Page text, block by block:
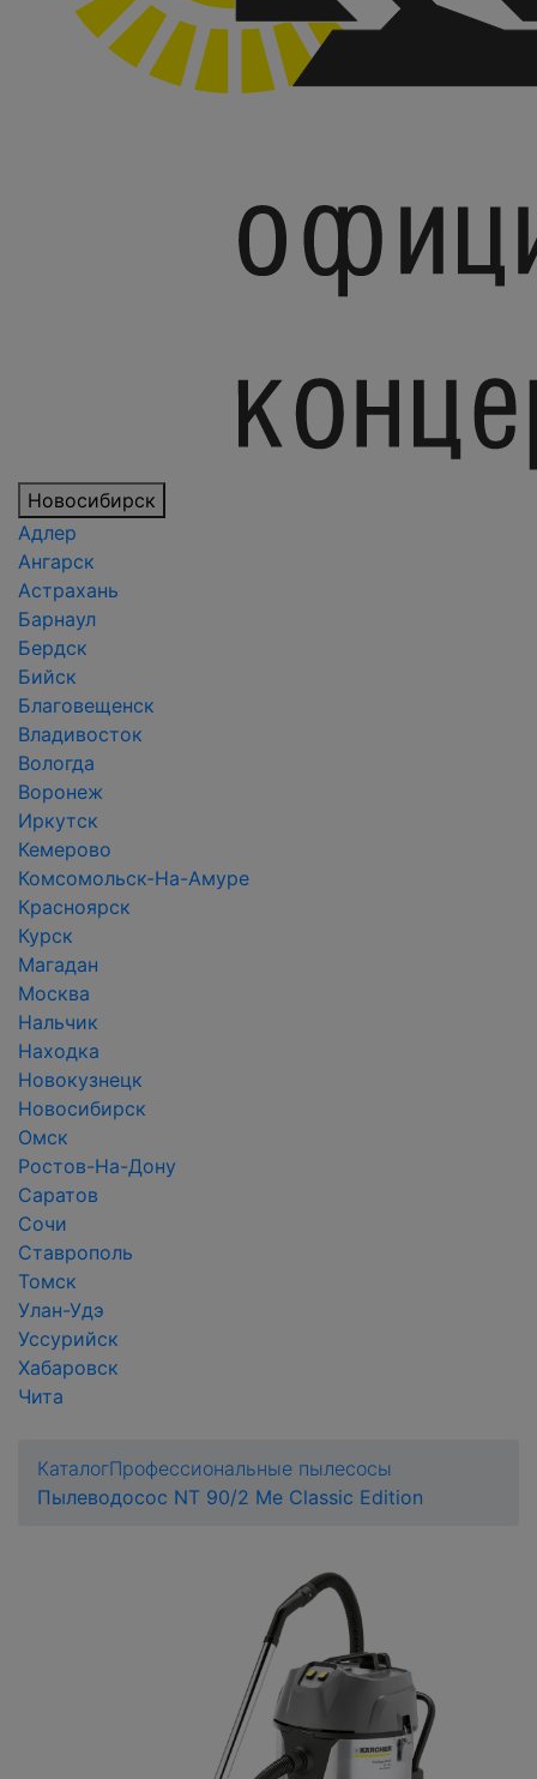
Новосибирск
Адлер
Ангарск
Астрахань
Барнаул
Бердск
Бийск
Благовещенск
Владивосток
Вологда
Воронеж
Иркутск
Кемерово
Комсомольск-На-Амуре
Красноярск
Курск
Магадан
Москва
Нальчик
Находка
Новокузнецк
Новосибирск
Омск
Ростов-На-Дону
Саратов
Сочи
Ставрополь
Томск
Улан-Удэ
Уссурийск
Хабаровск
Чита
КаталогПрофессиональные пылесосы
Пылеводосос NT 90/2 Me Classic Edition